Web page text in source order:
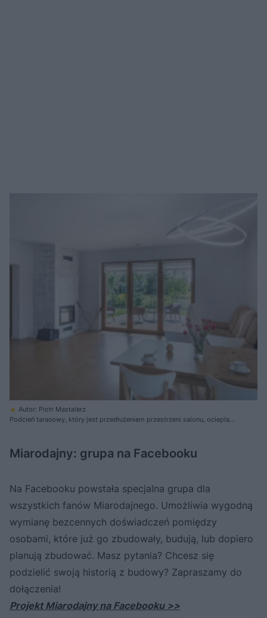
Autor: Piotr Mastalerz
Podcień tarasowy, który jest przedłużeniem przestrzeni salonu, ociepla
Miarodajny: grupa na Facebooku
Na Facebooku powstała specjalna grupa dla
wszystkich fanów Miarodajnego. Umożliwia wygodną
wymianę bezcennych doświadczeń pomiędzy
osobami, które już go zbudowały, budują, lub dopiero
planują zbudować. Masz pytania? Chcesz się
podzielić swoją historią z budowy? Zapraszamy do
dołączenia!
Projekt Miarodajny na Facebooku >>